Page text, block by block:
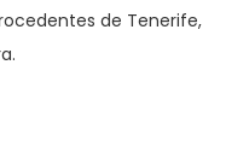
de Tenerife,